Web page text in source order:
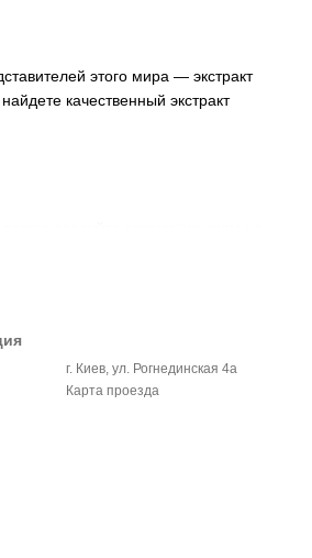
этого мира — экстракт
качественный экстракт
радикалами, которые
болезней.
кровяного давления.
г. Киев, ул. Рогнединская 4а
Карта проезда